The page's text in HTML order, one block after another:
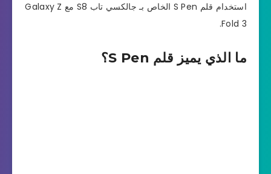
استخدام قلم S Pen الخاص بـ جالكسي تاب S8 مع Galaxy Z
Fold 3.
ما الذي يميز قلم S Pen؟